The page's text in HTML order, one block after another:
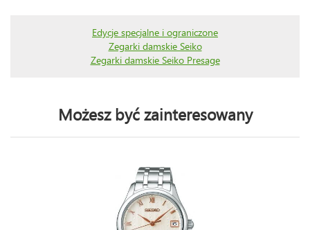
Edycje specjalne i ograniczone
Zegarki damskie Seiko
Zegarki damskie Seiko Presage
Możesz być zainteresowany